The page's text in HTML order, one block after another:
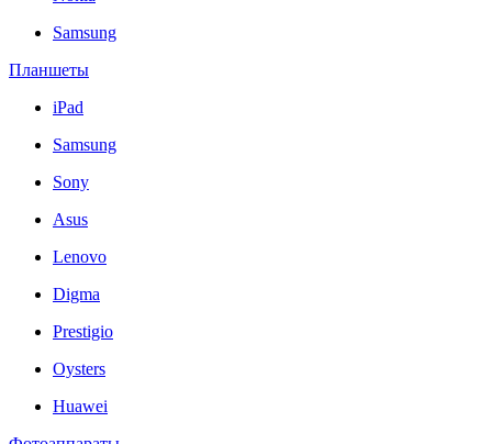
Samsung
Планшеты
iPad
Samsung
Sony
Asus
Lenovo
Digma
Prestigio
Oysters
Huawei